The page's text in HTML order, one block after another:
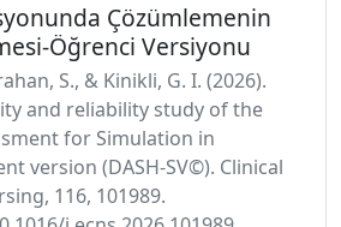
Çözümlemenin
Öğrenci Versiyonu
S., & Kinikli, G. I. (2026).
and reliability study of the
for Simulation in
version (DASH-SV©). Clinical
116, 101989.